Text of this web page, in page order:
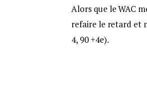
Alors que le WAC
refaire le retard et
4, 90 +4e).